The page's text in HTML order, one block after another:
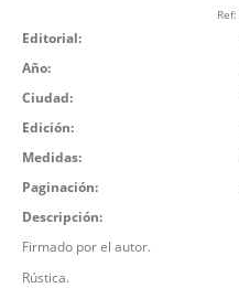
Ref:
Editorial:
Año:
Ciudad:
Edición:
Medidas:
Paginación:
Descripción:
Firmado por el autor.
Rústica.